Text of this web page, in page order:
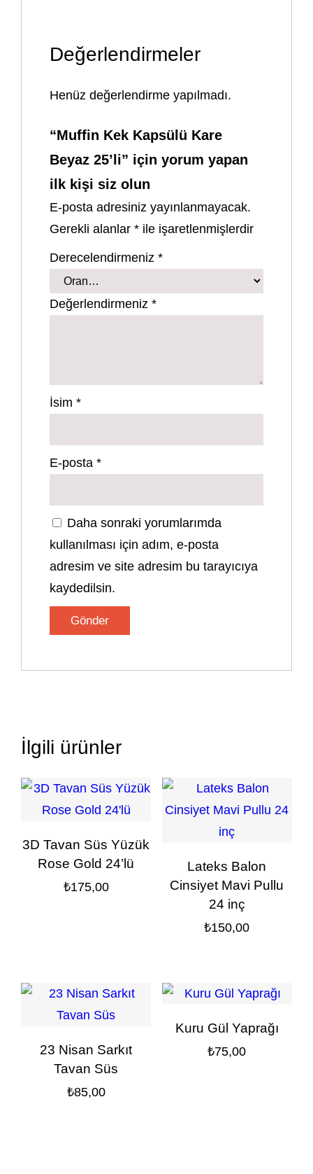
Değerlendirmeler
Henüz değerlendirme yapılmadı.
“Muffin Kek Kapsülü Kare
Beyaz 25’li” için yorum yapan
ilk kişi siz olun
E-posta adresiniz yayınlanmayacak.
Gerekli alanlar* ile işaretlenmişlerdir
Derecelendirmeniz*
Değerlendirmeniz*
İsim*
E-posta*
Daha sonraki yorumlarımda
kullanılması için adım, e-posta
adresim ve site adresim bu tarayıcıya
kaydedilsin.
İlgili ürünler
3D Tavan Süs Yüzük
Rose Gold 24’lü
₺175,00
Lateks Balon
Cinsiyet Mavi Pullu
24 inç
₺150,00
23 Nisan Sarkıt
Tavan Süs
₺85,00
Kuru Gül Yaprağı
₺75,00